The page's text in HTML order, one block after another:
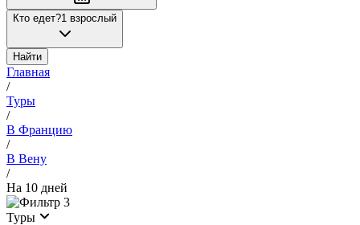
Кто едет?1 взрослый
Найти
Главная
/
Туры
/
В Францию
/
В Вену
/
На 10 дней
3
Туры